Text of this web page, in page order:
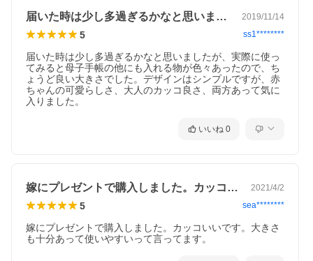
届いた時は少し多過ぎるかなと思いました… 2019/11/14
5 ss1********
届いた時は少し多過ぎるかなと思いましたが、実際に使っ
てみると母子手帳の他にも入れる物が色々あったので、ち
ょうど良い大きさでした。デザインはシンプルですが、赤
ちゃんの可愛らしさ、大人のカッコ良さ、両方あって気に
入りました。
いいね 0
嫁にプレゼントで購入しました。カッコい… 2021/4/2
5 sea********
嫁にプレゼントで購入しました。カッコいいです。大きさ
も十分あって使いやすいって言ってます。